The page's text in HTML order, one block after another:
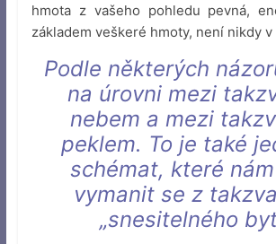
hmota z vašeho pohledu pevná,
základem veškeré hmoty, není nikdy v
Podle některých
na úrovni mezi
nebem a mezi
peklem. To je také
schémat, které
vymanit se z
„snesitelného